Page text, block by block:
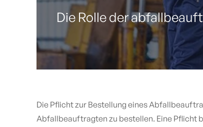
Die Rolle der
Die Pflicht zur Bestellung eines
Abfallbeauftragten zu bestellen. Eine Pflicht